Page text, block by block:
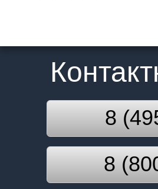
8
8